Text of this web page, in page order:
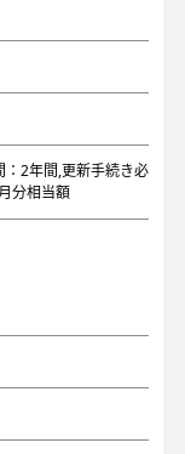
2年間,更新手続き必
分相当額